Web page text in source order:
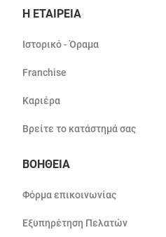
Η ΕΤΑΙΡΕΙΑ
Ιστορικό - Όραμα
Franchise
Καριέρα
Βρείτε το κατάστημά σας
ΒΟΗΘΕΙΑ
Φόρμα επικοινωνίας
Εξυπηρέτηση Πελατών